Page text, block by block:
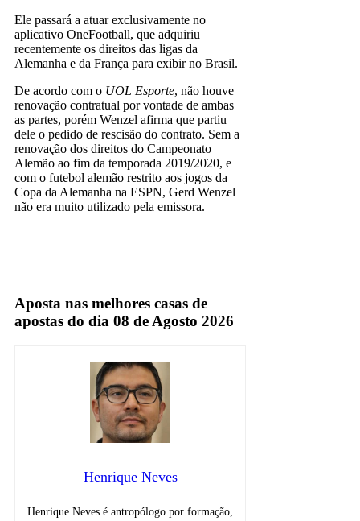
Ele passará a atuar exclusivamente no
aplicativo OneFootball, que adquiriu
recentemente os direitos das ligas da
Alemanha e da França para exibir no Brasil.
De acordo com o UOL Esporte, não houve
renovação contratual por vontade de ambas
as partes, porém Wenzel afirma que partiu
dele o pedido de rescisão do contrato. Sem a
renovação dos direitos do Campeonato
Alemão ao fim da temporada 2019/2020, e
com o futebol alemão restrito aos jogos da
Copa da Alemanha na ESPN, Gerd Wenzel
não era muito utilizado pela emissora.
Aposta nas melhores casas de
apostas do dia 08 de Agosto 2026
Henrique Neves
Henrique Neves é antropólogo por formação,